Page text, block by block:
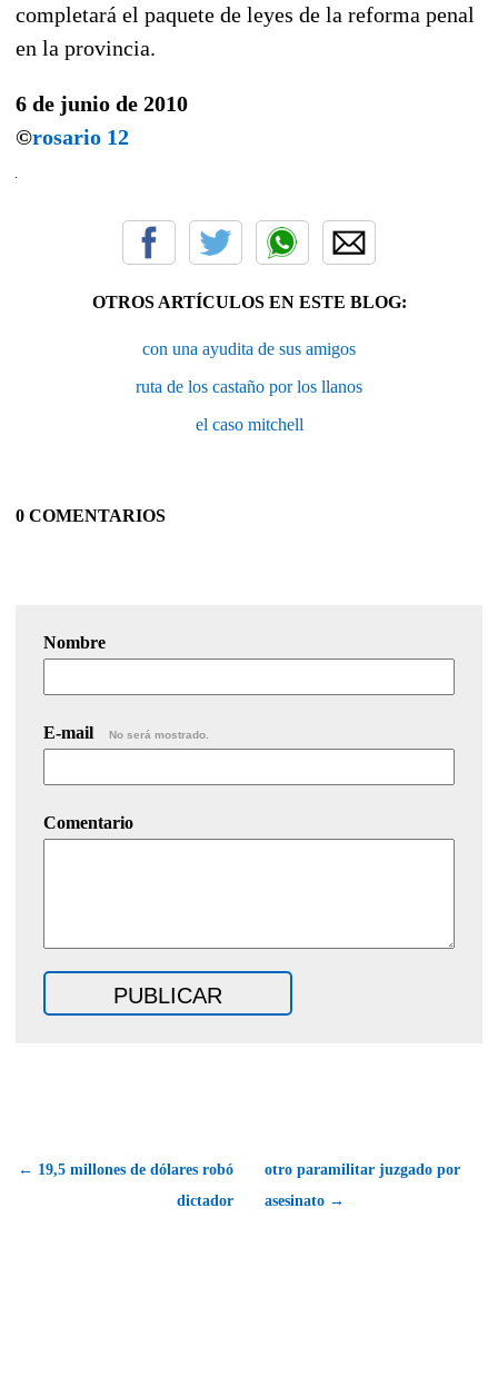
completará el paquete de leyes de la reforma penal
en la provincia.
6 de junio de 2010
©rosario 12
OTROS ARTÍCULOS EN ESTE BLOG:
con una ayudita de sus amigos
ruta de los castaño por los llanos
el caso mitchell
0 COMENTARIOS
Nombre
E-mail No será mostrado.
Comentario
← 19,5 millones de dólares robó
dictador
otro paramilitar juzgado por
asesinato →